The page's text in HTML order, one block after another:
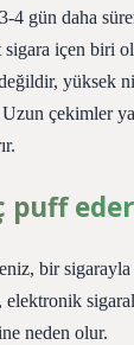
4 gün daha
sigara içen biri
yüksek
çekimler
puff
bir
elektronik
neden olur.